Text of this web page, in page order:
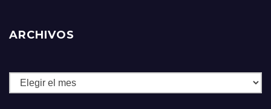
ARCHIVOS
Archivos